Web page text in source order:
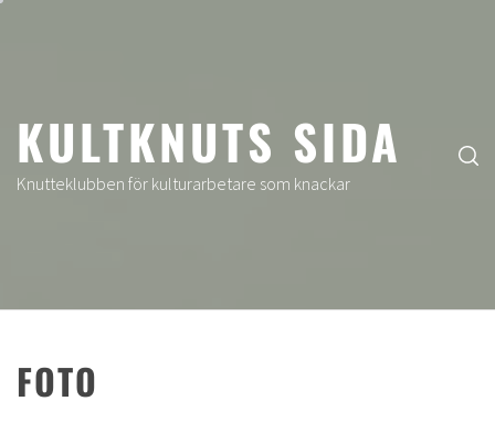
KULTKNUTS SIDA
Knutteklubben för kulturarbetare som knackar
FOTO